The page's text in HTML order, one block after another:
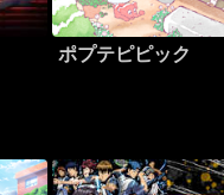
ポプテピピック